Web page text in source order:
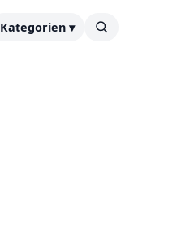
Kategorien ▾